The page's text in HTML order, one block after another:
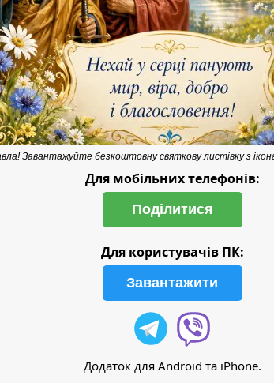
Завантажуйте безкоштовну святкову листівку з
Для мобільних телефонів:
Поділитися
Для користувачів ПК:
Завантажити
Додаток для Android та iPhone.